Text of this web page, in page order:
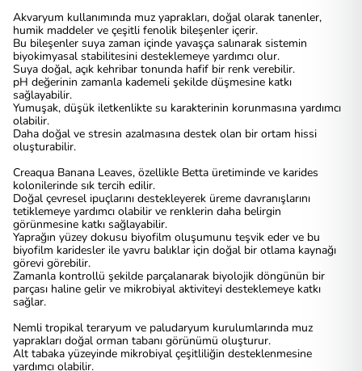
Akvaryum kullanımında muz yaprakları, doğal olarak tanenler,
humik maddeler ve çeşitli fenolik bileşenler içerir.
Bu bileşenler suya zaman içinde yavaşça salınarak sistemin
biyokimyasal stabilitesini desteklemeye yardımcı olur.
Suya doğal, açık kehribar tonunda hafif bir renk verebilir.
pH değerinin zamanla kademeli şekilde düşmesine katkı
sağlayabilir.
Yumuşak, düşük iletkenlikte su karakterinin korunmasına yardımcı
olabilir.
Daha doğal ve stresin azalmasına destek olan bir ortam hissi
oluşturabilir.
Creaqua Banana Leaves, özellikle Betta üretiminde ve karides
kolonilerinde sık tercih edilir.
Doğal çevresel ipuçlarını destekleyerek üreme davranışlarını
tetiklemeye yardımcı olabilir ve renklerin daha belirgin
görünmesine katkı sağlayabilir.
Yaprağın yüzey dokusu biyofilm oluşumunu teşvik eder ve bu
biyofilm karidesler ile yavru balıklar için doğal bir otlama kaynağı
görevi görebilir.
Zamanla kontrollü şekilde parçalanarak biyolojik döngünün bir
parçası haline gelir ve mikrobiyal aktiviteyi desteklemeye katkı
sağlar.
Nemli tropikal teraryum ve paludaryum kurulumlarında muz
yaprakları doğal orman tabanı görünümü oluşturur.
Alt tabaka yüzeyinde mikrobiyal çeşitliliğin desteklenmesine
yardımcı olabilir.